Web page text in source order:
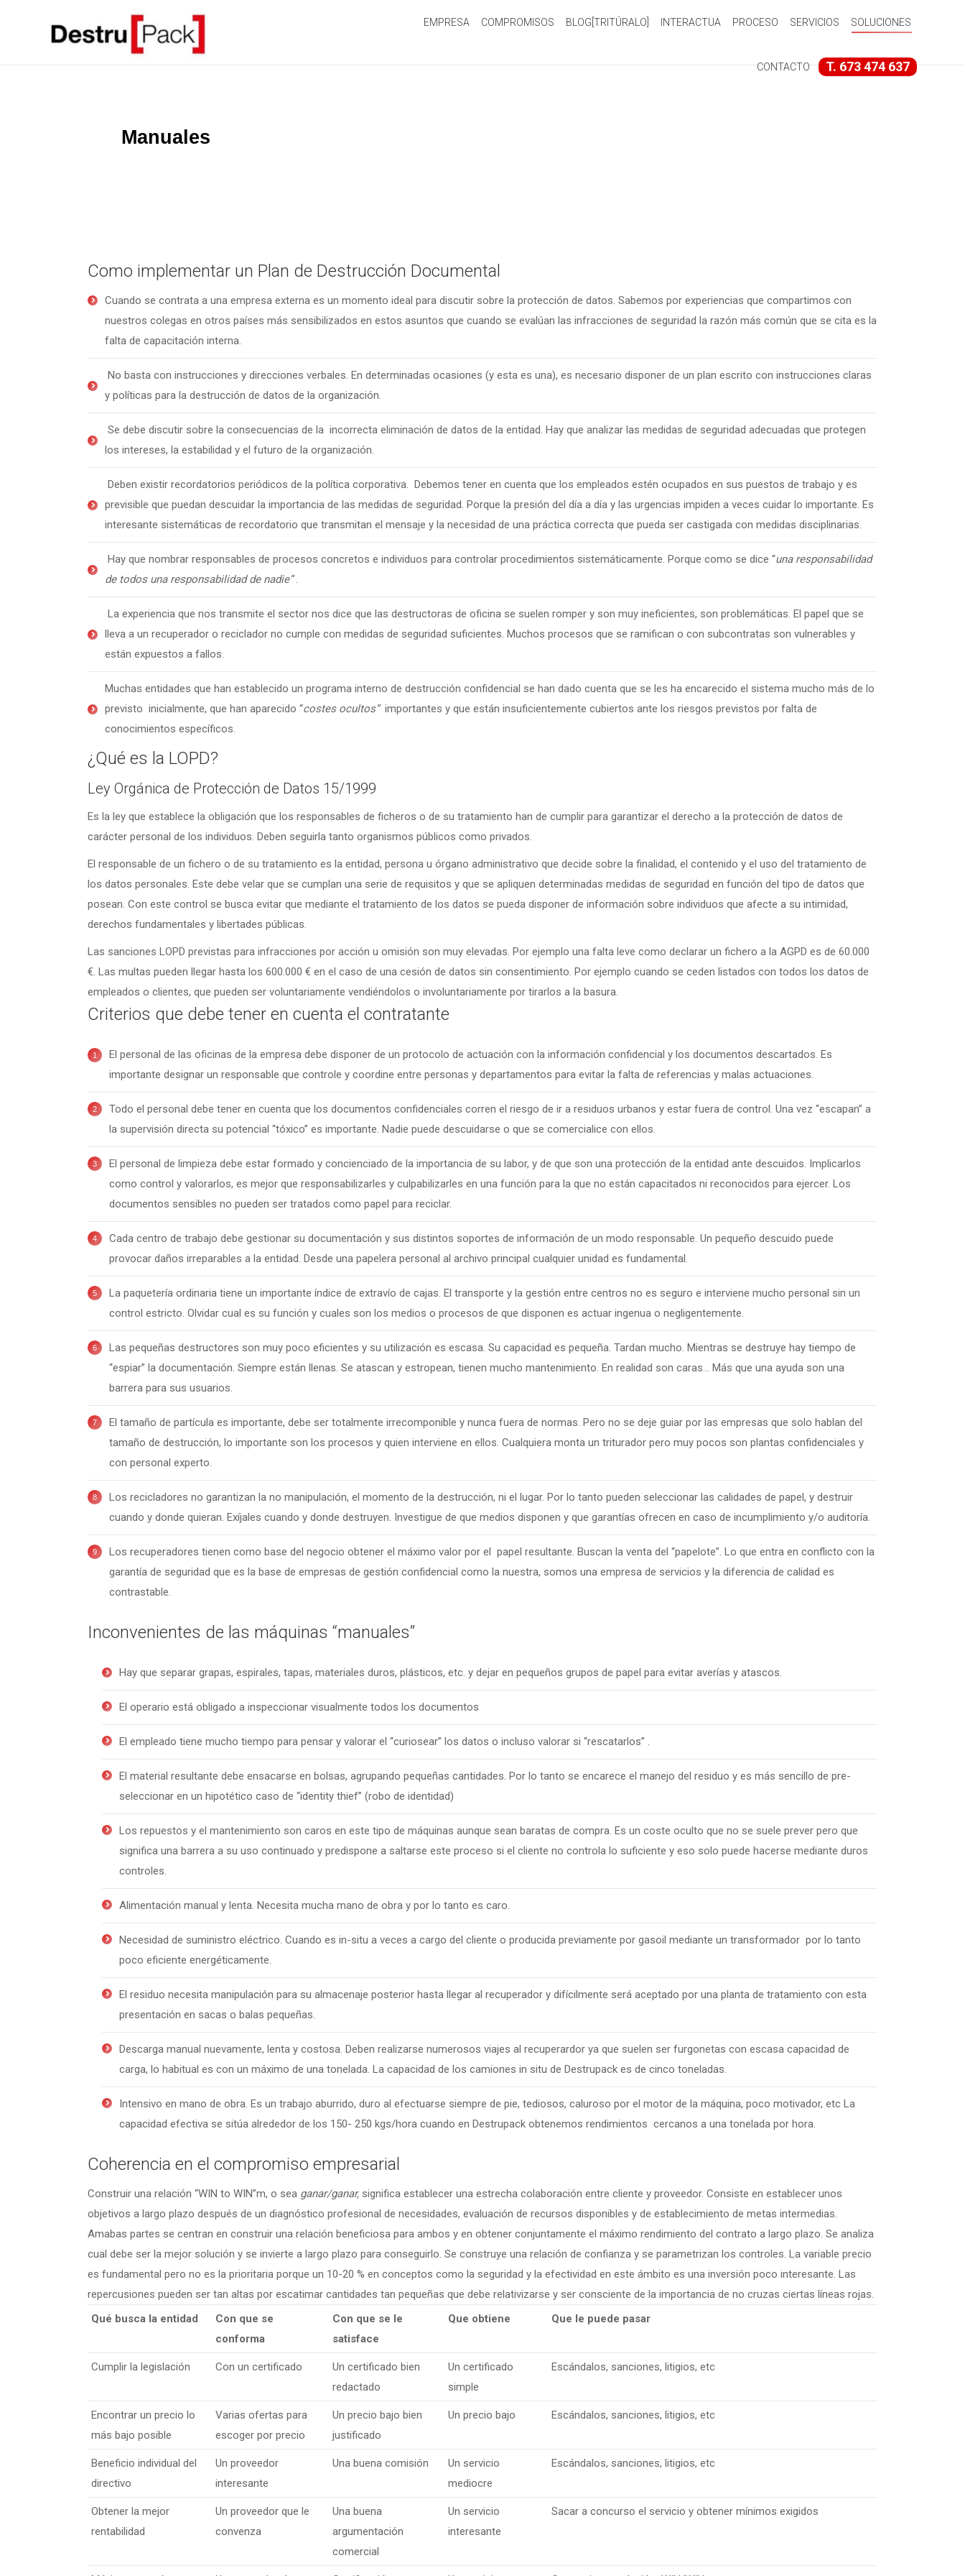
EMPRESA COMPROMISOS BLOG[TRITÚRALO] INTERACTUA PROCESO SERVICIOS SOLUCIONES
CONTACTO T. 673 474 637
Manuales
Como implementar un Plan de Destrucción Documental
Cuando se contrata a una empresa externa es un momento ideal para discutir sobre la protección de datos. Sabemos por experiencias que compartimos con
nuestros colegas en otros países más sensibilizados en estos asuntos que cuando se evalúan las infracciones de seguridad la razón más común que se cita es la
falta de capacitación interna.
No basta con instrucciones y direcciones verbales. En determinadas ocasiones (y esta es una), es necesario disponer de un plan escrito con instrucciones claras
y políticas para la destrucción de datos de la organización.
Se debe discutir sobre la consecuencias de la incorrecta eliminación de datos de la entidad. Hay que analizar las medidas de seguridad adecuadas que protegen
los intereses, la estabilidad y el futuro de la organización.
Deben existir recordatorios periódicos de la política corporativa. Debemos tener en cuenta que los empleados estén ocupados en sus puestos de trabajo y es
previsible que puedan descuidar la importancia de las medidas de seguridad. Porque la presión del día a día y las urgencias impiden a veces cuidar lo importante. Es
interesante sistemáticas de recordatorio que transmitan el mensaje y la necesidad de una práctica correcta que pueda ser castigada con medidas disciplinarias.
Hay que nombrar responsables de procesos concretos e individuos para controlar procedimientos sistemáticamente. Porque como se dice “una responsabilidad
de todos una responsabilidad de nadie”.
La experiencia que nos transmite el sector nos dice que las destructoras de oficina se suelen romper y son muy ineficientes, son problemáticas. El papel que se
lleva a un recuperador o reciclador no cumple con medidas de seguridad suficientes. Muchos procesos que se ramifican o con subcontratas son vulnerables y
están expuestos a fallos.
Muchas entidades que han establecido un programa interno de destrucción confidencial se han dado cuenta que se les ha encarecido el sistema mucho más de lo
previsto inicialmente, que han aparecido “costes ocultos” importantes y que están insuficientemente cubiertos ante los riesgos previstos por falta de
conocimientos específicos.
¿Qué es la LOPD?
Ley Orgánica de Protección de Datos 15/1999
Es la ley que establece la obligación que los responsables de ficheros o de su tratamiento han de cumplir para garantizar el derecho a la protección de datos de
carácter personal de los individuos. Deben seguirla tanto organismos públicos como privados.
El responsable de un fichero o de su tratamiento es la entidad, persona u órgano administrativo que decide sobre la finalidad, el contenido y el uso del tratamiento de
los datos personales. Este debe velar que se cumplan una serie de requisitos y que se apliquen determinadas medidas de seguridad en función del tipo de datos que
posean. Con este control se busca evitar que mediante el tratamiento de los datos se pueda disponer de información sobre individuos que afecte a su intimidad,
derechos fundamentales y libertades públicas.
Las sanciones LOPD previstas para infracciones por acción u omisión son muy elevadas. Por ejemplo una falta leve como declarar un fichero a la AGPD es de 60.000
€. Las multas pueden llegar hasta los 600.000 € en el caso de una cesión de datos sin consentimiento. Por ejemplo cuando se ceden listados con todos los datos de
empleados o clientes, que pueden ser voluntariamente vendiéndolos o involuntariamente por tirarlos a la basura.
Criterios que debe tener en cuenta el contratante
El personal de las oficinas de la empresa debe disponer de un protocolo de actuación con la información confidencial y los documentos descartados. Es
importante designar un responsable que controle y coordine entre personas y departamentos para evitar la falta de referencias y malas actuaciones.
Todo el personal debe tener en cuenta que los documentos confidenciales corren el riesgo de ir a residuos urbanos y estar fuera de control. Una vez “escapan” a
la supervisión directa su potencial “tóxico” es importante. Nadie puede descuidarse o que se comercialice con ellos.
El personal de limpieza debe estar formado y concienciado de la importancia de su labor, y de que son una protección de la entidad ante descuidos. Implicarlos
como control y valorarlos, es mejor que responsabilizarles y culpabilizarles en una función para la que no están capacitados ni reconocidos para ejercer. Los
documentos sensibles no pueden ser tratados como papel para reciclar.
Cada centro de trabajo debe gestionar su documentación y sus distintos soportes de información de un modo responsable. Un pequeño descuido puede
provocar daños irreparables a la entidad. Desde una papelera personal al archivo principal cualquier unidad es fundamental.
La paquetería ordinaria tiene un importante índice de extravío de cajas. El transporte y la gestión entre centros no es seguro e interviene mucho personal sin un
control estricto. Olvidar cual es su función y cuales son los medios o procesos de que disponen es actuar ingenua o negligentemente.
Las pequeñas destructores son muy poco eficientes y su utilización es escasa. Su capacidad es pequeña. Tardan mucho. Mientras se destruye hay tiempo de
“espiar” la documentación. Siempre están llenas. Se atascan y estropean, tienen mucho mantenimiento. En realidad son caras… Más que una ayuda son una
barrera para sus usuarios.
El tamaño de partícula es importante, debe ser totalmente irrecomponible y nunca fuera de normas. Pero no se deje guiar por las empresas que solo hablan del
tamaño de destrucción, lo importante son los procesos y quien interviene en ellos. Cualquiera monta un triturador pero muy pocos son plantas confidenciales y
con personal experto.
Los recicladores no garantizan la no manipulación, el momento de la destrucción, ni el lugar. Por lo tanto pueden seleccionar las calidades de papel, y destruir
cuando y donde quieran. Exíjales cuando y donde destruyen. Investigue de que medios disponen y que garantías ofrecen en caso de incumplimiento y/o auditoría.
Los recuperadores tienen como base del negocio obtener el máximo valor por el papel resultante. Buscan la venta del “papelote”. Lo que entra en conflicto con la
garantía de seguridad que es la base de empresas de gestión confidencial como la nuestra, somos una empresa de servicios y la diferencia de calidad es
contrastable.
Inconvenientes de las máquinas “manuales”
Hay que separar grapas, espirales, tapas, materiales duros, plásticos, etc. y dejar en pequeños grupos de papel para evitar averías y atascos.
El operario está obligado a inspeccionar visualmente todos los documentos
El empleado tiene mucho tiempo para pensar y valorar el “curiosear” los datos o incluso valorar si “rescatarlos” .
El material resultante debe ensacarse en bolsas, agrupando pequeñas cantidades. Por lo tanto se encarece el manejo del residuo y es más sencillo de pre-
seleccionar en un hipotético caso de “identity thief” (robo de identidad)
Los repuestos y el mantenimiento son caros en este tipo de máquinas aunque sean baratas de compra. Es un coste oculto que no se suele prever pero que
significa una barrera a su uso continuado y predispone a saltarse este proceso si el cliente no controla lo suficiente y eso solo puede hacerse mediante duros
controles.
Alimentación manual y lenta. Necesita mucha mano de obra y por lo tanto es caro.
Necesidad de suministro eléctrico. Cuando es in-situ a veces a cargo del cliente o producida previamente por gasoil mediante un transformador por lo tanto
poco eficiente energéticamente.
El residuo necesita manipulación para su almacenaje posterior hasta llegar al recuperador y difícilmente será aceptado por una planta de tratamiento con esta
presentación en sacas o balas pequeñas.
Descarga manual nuevamente, lenta y costosa. Deben realizarse numerosos viajes al recuperardor ya que suelen ser furgonetas con escasa capacidad de
carga, lo habitual es con un máximo de una tonelada. La capacidad de los camiones in situ de Destrupack es de cinco toneladas.
Intensivo en mano de obra. Es un trabajo aburrido, duro al efectuarse siempre de pie, tediosos, caluroso por el motor de la máquina, poco motivador, etc La
capacidad efectiva se sitúa alrededor de los 150- 250 kgs/hora cuando en Destrupack obtenemos rendimientos cercanos a una tonelada por hora.
Coherencia en el compromiso empresarial
Construir una relación “WIN to WIN”m, o sea ganar/ganar, significa establecer una estrecha colaboración entre cliente y proveedor. Consiste en establecer unos
objetivos a largo plazo después de un diagnóstico profesional de necesidades, evaluación de recursos disponibles y de establecimiento de metas intermedias.
Amabas partes se centran en construir una relación beneficiosa para ambos y en obtener conjuntamente el máximo rendimiento del contrato a largo plazo. Se analiza
cual debe ser la mejor solución y se invierte a largo plazo para conseguirlo. Se construye una relación de confianza y se parametrizan los controles. La variable precio
es fundamental pero no es la prioritaria porque un 10-20 % en conceptos como la seguridad y la efectividad en este ámbito es una inversión poco interesante. Las
repercusiones pueden ser tan altas por escatimar cantidades tan pequeñas que debe relativizarse y ser consciente de la importancia de no cruzas ciertas líneas rojas.
Qué busca la entidad
Con que se
conforma
Con que se le
satisface
Que obtiene Que le puede pasar
Cumplir la legislación Con un certificado
Un certificado bien
redactado
Un certificado
simple
Escándalos, sanciones, litigios, etc
Encontrar un precio lo
más bajo posible
Varias ofertas para
escoger por precio
Un precio bajo bien
justificado
Un precio bajo Escándalos, sanciones, litigios, etc
Beneficio individual del
directivo
Un proveedor
interesante
Una buena comisión
Un servicio
mediocre
Escándalos, sanciones, litigios, etc
Obtener la mejor
rentabilidad
Un proveedor que le
convenza
Una buena
argumentación
comercial
Un servicio
interesante
Sacar a concurso el servicio y obtener mínimos exigidos